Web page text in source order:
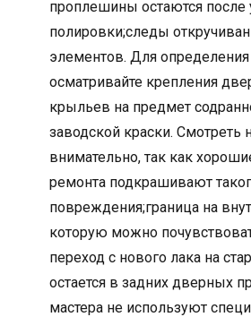
проплешины остаются после
полировки;следы
элементов. Для
осматривайте крепления
крыльев на предмет
заводской краски. Смотреть
внимательно, так как
ремонта подкрашивают
повреждения;граница на
которую можно
переход с нового лака на
остается в задних дверных
мастера не используют